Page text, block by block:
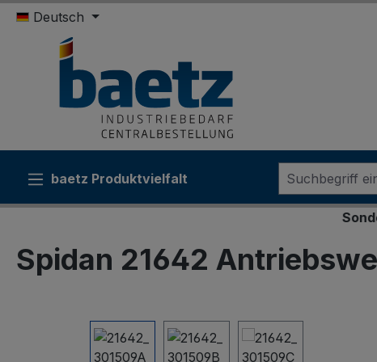
Hauptinhalt springen
Zur Suche springen
Zur Hauptnavigation springen
Deutsch
baetz Produktvielfalt
Spidan 21642
Bildergalerie überspringen